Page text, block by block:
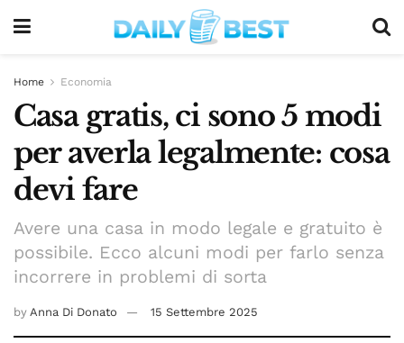
Home Economia
Casa gratis, ci sono 5 modi
per averla legalmente: cosa
devi fare
Avere una casa in modo legale e gratuito è
possibile. Ecco alcuni modi per farlo senza
incorrere in problemi di sorta
by Anna Di Donato 15 Settembre 2025